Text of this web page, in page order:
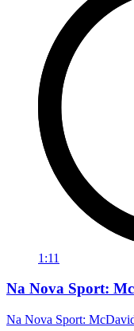
1:11
Na Nova Sport:
Na Nova Sport: